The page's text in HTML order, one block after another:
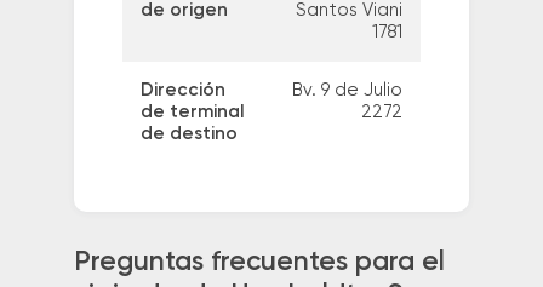
de origen
Santos Viani
1781
Dirección
de terminal
de destino
Bv. 9 de Julio
2272
Preguntas frecuentes para el